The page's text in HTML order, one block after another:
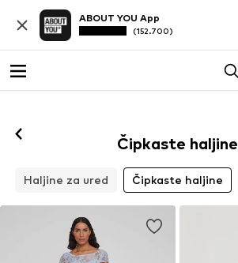
ABOUT YOU App
(152.700)
Čipkaste haljine
Haljine za ured Čipkaste haljine